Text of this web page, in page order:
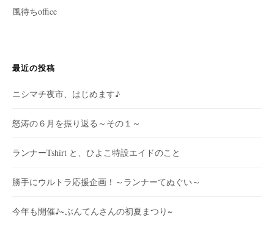
風待ちoffice
最近の投稿
ニシマチ夜市、はじめます♪
怒涛の６月を振り返る～その１～
ランナーTshirt と、ひよこ特設エイドのこと
勝手にウルトラ応援企画！～ランナーてぬぐい～
今年も開催♪~ぶんてんさんの初夏まつり~